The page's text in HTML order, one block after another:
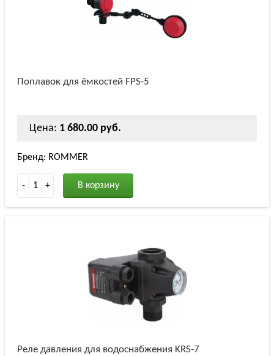
Поплавок для ёмкостей FPS-5
Цена: 1 680.00 руб.
Бренд: ROMMER
- 1 + В корзину
Реле давления для водоснабжения KRS-7